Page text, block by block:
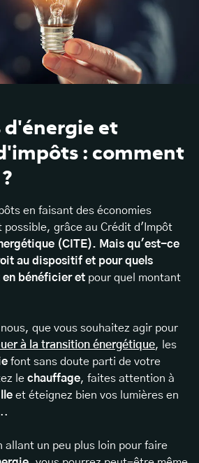
d'énergie et
: comment
en faisant des économies
possible, grâce au Crédit d'Impôt
(CITE). Mais qu'est-ce
au dispositif et pour quels
en bénéficier et pour quel montant
que vous souhaitez agir pour
à la transition énergétique, les
font sans doute parti de votre
le chauffage, faites attention à
et éteignez bien vos lumières en
allant un peu plus loin pour faire